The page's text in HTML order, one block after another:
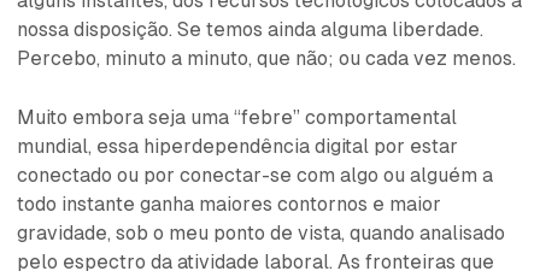
nossa disposição. Se temos ainda alguma liberdade.
Percebo, minuto a minuto, que não; ou cada vez menos.
Muito embora seja uma “febre” comportamental
mundial, essa hiperdependência digital por estar
conectado ou por conectar-se com algo ou alguém a
todo instante ganha maiores contornos e maior
gravidade, sob o meu ponto de vista, quando analisado
pelo espectro da atividade laboral. As fronteiras que